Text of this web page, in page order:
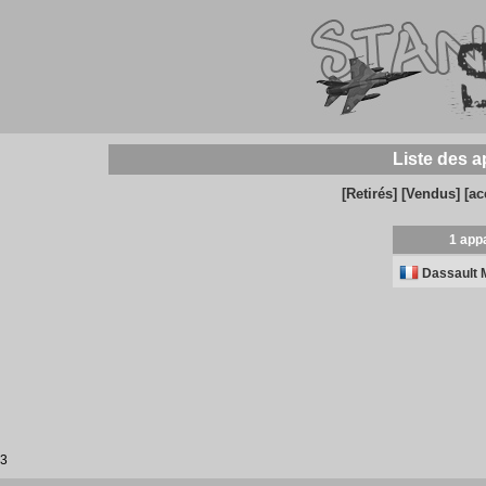
Liste des
[Retirés] [Vendus]
1
Dassault
3